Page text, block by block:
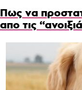
Πως να
απο τις